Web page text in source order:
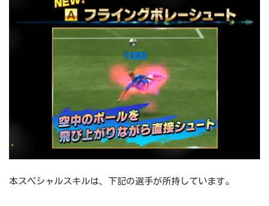
本スペシャルスキルは、下記の選手が所持しています。